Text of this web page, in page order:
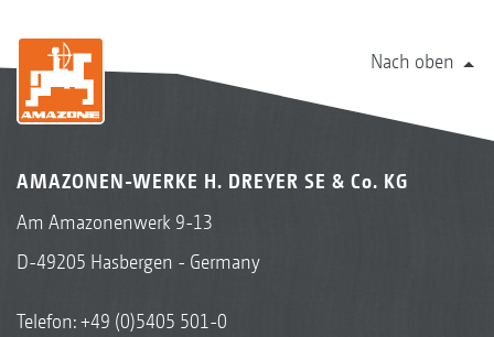
Nach oben
AMAZONEN-WERKE H. DREYER SE & Co. KG
Am Amazonenwerk 9-13
D-49205 Hasbergen - Germany
Telefon:+49 (0)5405 501-0